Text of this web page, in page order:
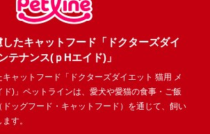
たキャットフード「ドクターズダイ
テナンス(ｐHエイド)」
ャットフード「ドクターズダイエット 猫用 メ
ド)」ペットラインは、愛犬や愛猫の食事・ご飯
ッグフード・キャットフード）を通じて、飼い
す。